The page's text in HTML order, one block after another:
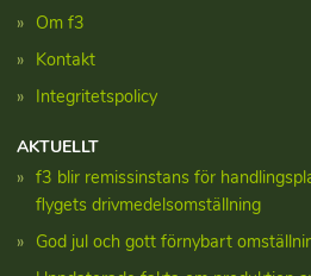
Om f3
Kontakt
Integritetspolicy
AKTUELLT
f3 blir remissinstans för
flygets drivmedelsomställning
God jul och gott förnybart